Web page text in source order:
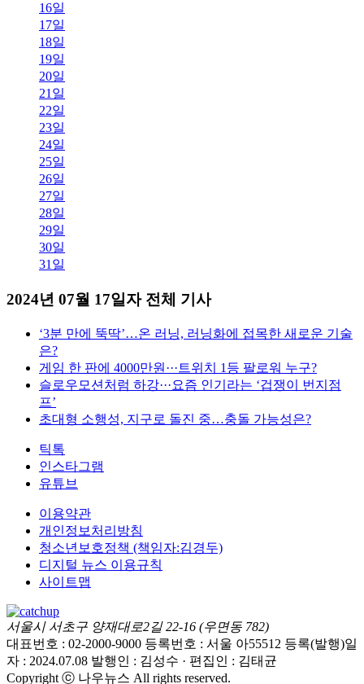
16일
17일
18일
19일
20일
21일
22일
23일
24일
25일
26일
27일
28일
29일
30일
31일
2024년 07월 17일자 전체 기사
‘3분 만에 뚝딱’…온 러닝, 러닝화에 접목한 새로운 기술
은?
게임 한 판에 4000만원···트위치 1등 팔로워 누구?
슬로우모션처럼 하강···요즘 인기라는 ‘겁쟁이 번지점
프’
초대형 소행성, 지구로 돌진 중…충돌 가능성은?
틱톡
인스타그램
유튜브
이용약관
개인정보처리방침
청소년보호정책 (책임자:김경두)
디지털 뉴스 이용규칙
사이트맵
서울시 서초구 양재대로2길 22-16 (우면동 782)
대표번호 : 02-2000-9000 등록번호 : 서울 아55512 등록(발행)일
자 : 2024.07.08 발행인 : 김성수 · 편집인 : 김태균
Copyright ⓒ 나우뉴스 All rights reserved.